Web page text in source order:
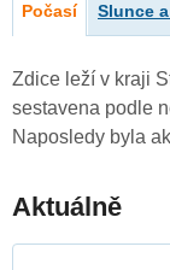
Počasí Slunce
Zdice leží v kraji
sestavena podle
Naposledy byla
Aktuálně